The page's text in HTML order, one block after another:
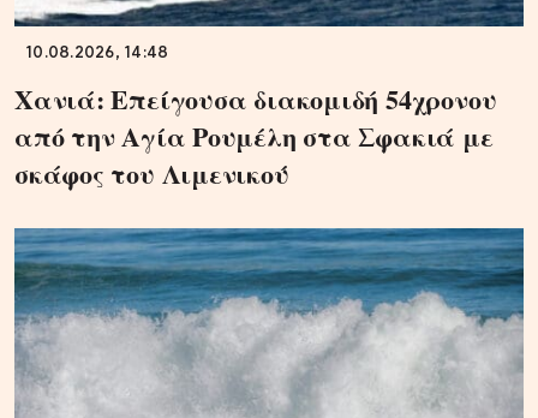
10.08.2026, 14:48
Χανιά: Επείγουσα διακομιδή 54χρονου
από την Αγία Ρουμέλη στα Σφακιά με
σκάφος του Λιμενικού